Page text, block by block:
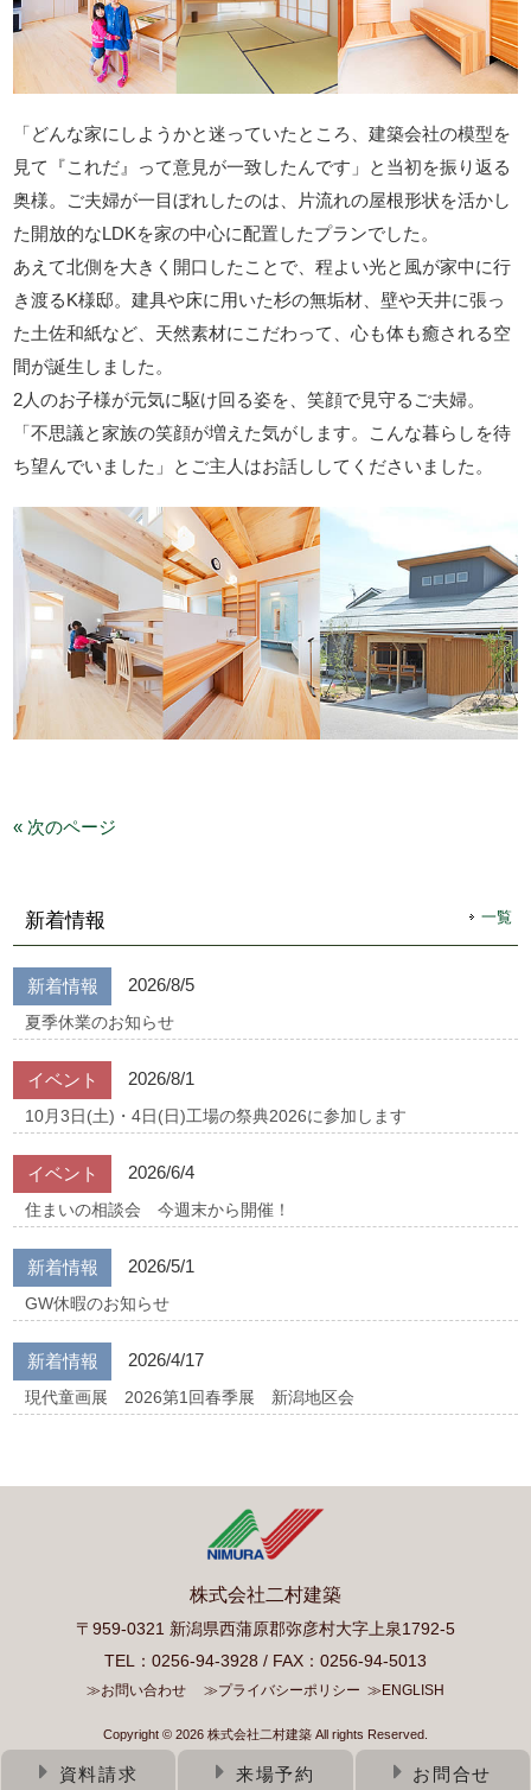
「どんな家にしようかと迷っていたところ、建築会社の模型を
見て『これだ』って意見が一致したんです」と当初を振り返る
奥様。ご夫婦が一目ぼれしたのは、片流れの屋根形状を活かし
た開放的なLDKを家の中心に配置したプランでした。
あえて北側を大きく開口したことで、程よい光と風が家中に行
き渡るK様邸。建具や床に用いた杉の無垢材、壁や天井に張っ
た土佐和紙など、天然素材にこだわって、心も体も癒される空
間が誕生しました。
2人のお子様が元気に駆け回る姿を、笑顔で見守るご夫婦。
「不思議と家族の笑顔が増えた気がします。こんな暮らしを待
ち望んでいました」とご主人はお話ししてくださいました。
« 次のページ
新着情報 一覧
新着情報 2026/8/5
夏季休業のお知らせ
イベント 2026/8/1
10月3日(土)・4日(日)工場の祭典2026に参加します
イベント 2026/6/4
住まいの相談会 今週末から開催！
新着情報 2026/5/1
GW休暇のお知らせ
新着情報 2026/4/17
現代童画展 2026第1回春季展 新潟地区会
資料請求 来場予約 お問合せ
株式会社二村建築
〒959-0321 新潟県西蒲原郡弥彦村大字上泉1792-5
TEL：0256-94-3928 / FAX：0256-94-5013
≫お問い合わせ ≫プライバシーポリシー ≫ENGLISH
Copyright © 2026 株式会社二村建築 All rights Reserved.